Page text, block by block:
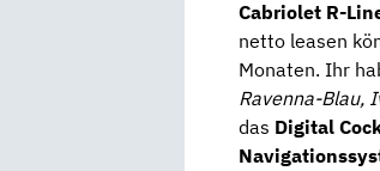
Cabriolet R-
netto leasen
Monaten. Ihr
Ravenna-Blau,
das Digital